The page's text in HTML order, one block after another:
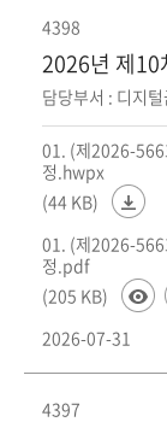
4398
2026년 제10
담당부서 : 디지
01. (제2026-566
정.hwpx
(44 KB)
01. (제2026-566
정.pdf
(205 KB)
2026-07-31
4397